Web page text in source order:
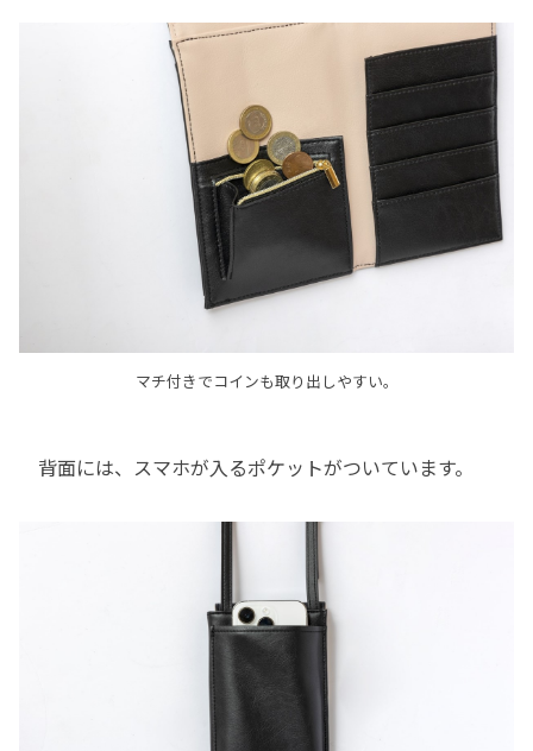
マチ付きでコインも取り出しやすい。
背面には、スマホが入るポケットがついています。